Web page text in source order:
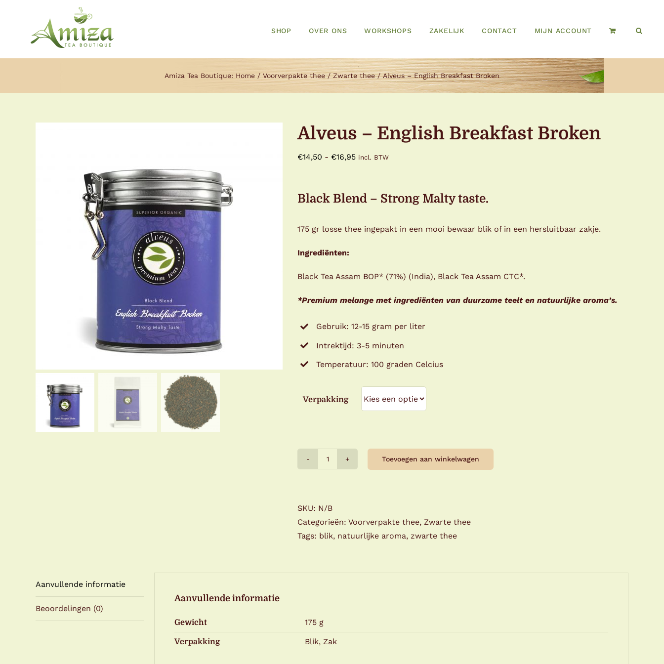
SHOP OVER ONS WORKSHOPS ZAKELIJK CONTACT MIJN ACCOUNT
Amiza Tea Boutique: Home Voorverpakte thee Zwarte thee Alveus – English Breakfast Broken
Alveus – English Breakfast Broken
€14,50 - €16,95Prijsklasse:
€16,95
incl. BTW
Black Blend – Strong Malty taste.
175 gr losse thee ingepakt in een mooi bewaar blik of in een hersluitbaar zakje.
Ingrediënten:
Black Tea Assam BOP* (71%) (India), Black Tea Assam CTC*.
*Premium melange met ingrediënten van duurzame teelt en natuurlijke aroma’s.
Gebruik: 12-15 gram per liter
Intrektijd: 3-5 minuten
Temperatuur: 100 graden Celcius
Verpakking
Breakfast
Broken
aantal
Toevoegen aan winkelwagen
SKU: N/B
Categorieën: Voorverpakte thee, Zwarte thee
Tags: blik, natuurlijke aroma, zwarte thee
Aanvullende informatie
Beoordelingen (0)
Aanvullende informatie
Gewicht 175 g
Verpakking Blik, Zak